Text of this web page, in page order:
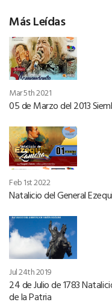
Más Leídas
Mar 5th 2021
05 de Marzo del 2013
Feb 1st 2022
Natalicio del General
Jul 24th 2019
24 de Julio de 1783
de la Patria